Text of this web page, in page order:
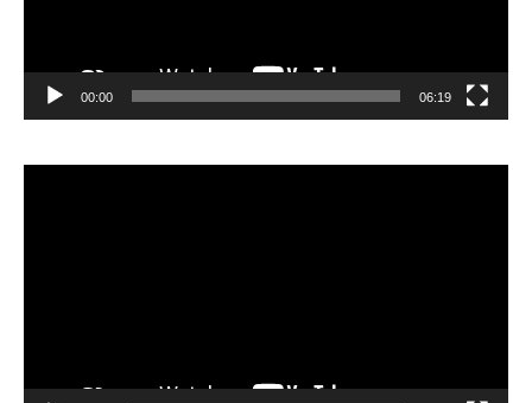
00:00 06:19